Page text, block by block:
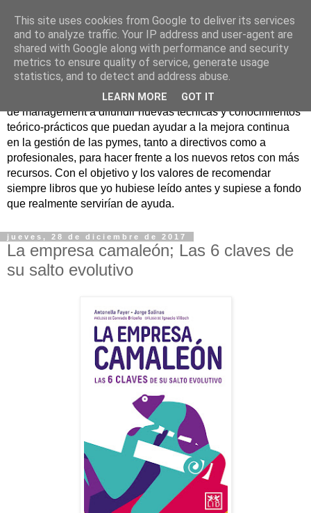
Nuevo Viernes - Nuevo
Libro
Nace con la misión de ayudar mediante la lectura de libros
de management a difundir nuevas técnicas y conocimientos
teórico-prácticos que puedan ayudar a la mejora continua
en la gestión de las pymes, tanto a directivos como a
profesionales, para hacer frente a los nuevos retos con más
recursos. Con el objetivo y los valores de recomendar
siempre libros que yo hubiese leído antes y supiese a fondo
que realmente servirían de ayuda.
jueves, 28 de diciembre de 2017
La empresa camaleón; Las 6 claves de
su salto evolutivo
This site uses cookies from Google to deliver its services
and to analyze traffic. Your IP address and user-agent are
shared with Google along with performance and security
metrics to ensure quality of service, generate usage
statistics, and to detect and address abuse.
LEARN MORE GOT IT